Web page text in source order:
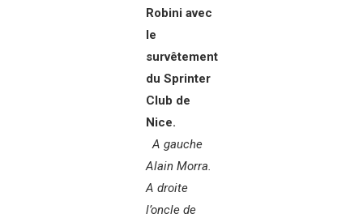
Robini avec
le
survêtement
du Sprinter
Club de
Nice.
A gauche
Alain Morra.
A droite
l’oncle de